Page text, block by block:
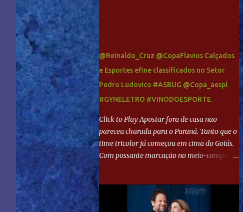
@Reinaldo_Cruz @CopaFlavios Calçados
e Esportes efine classificados no Setor
Pedro Ludovico #ASBUG @Copa_aespl
#GYNELETRO #VINODOESPORTE
Click to Play Apostar fora de casa não
pareceu charada para o Paraná. Tanto que o
time tricolor já começou em cima do Goiás.
Com possante marcação no meio-campo e
direita, invadiu a área e bateu cruzado no
canto, sem chance para Harlei. Tal qual o